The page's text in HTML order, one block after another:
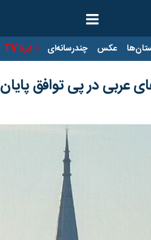
عکس چندرسانه‌ای ایرنا TV
عربی در پی توافق